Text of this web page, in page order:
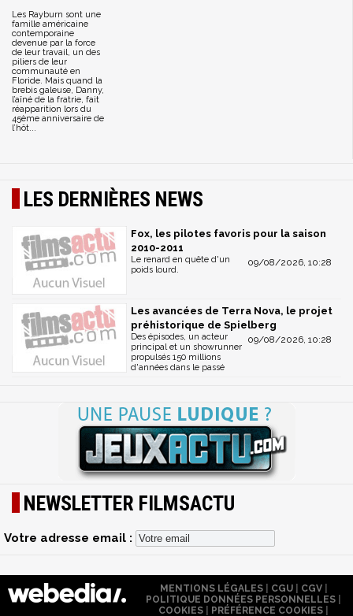
Les Rayburn sont une
famille américaine
contemporaine
devenue par la force
de leur travail, un des
piliers de leur
communauté en
Floride. Mais quand la
brebis galeuse, Danny,
l’aîné de la fratrie, fait
réapparition lors du
45ème anniversaire de
l’hôt...
LES DERNIÈRES NEWS
Fox, les pilotes favoris pour la saison
2010-2011
09/08/2026, 10:28
Le renard en quête d'un
poids lourd.
Les avancées de Terra Nova, le projet
préhistorique de Spielberg
09/08/2026, 10:28
Des épisodes, un acteur
principal et un showrunner
propulsés 150 millions
d'années dans le passé
NEWSLETTER FILMSACTU
Votre adresse email :
MENTIONS LÉGALES| CGU| CGV|
POLITIQUE DONNÉES PERSONNELLES
COOKIES
PRÉFÉRENCE COOKIES